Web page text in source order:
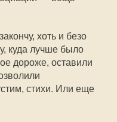
хоть и безо
, куда лучше было
дороже, оставили
стихи. Или еще